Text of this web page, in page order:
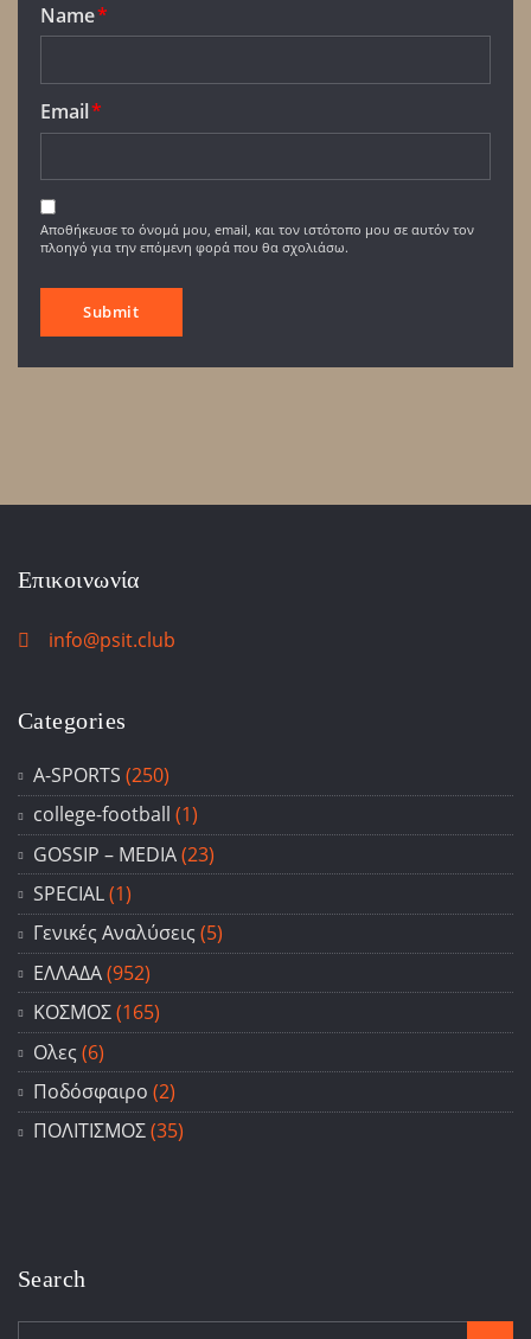
Name*
Email*
Αποθήκευσε το όνομά μου, email, και τον ιστότοπο μου σε αυτόν τον
πλοηγό για την επόμενη φορά που θα σχολιάσω.
Επικοινωνία
info@psit.club
Categories
A-SPORTS (250)
college-football (1)
GOSSIP – ΜΕDIA(23)
SPECIAL(1)
Γενικές Αναλύσεις (5)
ΕΛΛΑΔΑ(952)
ΚΟΣΜΟΣ(165)
Ολες (6)
Ποδόσφαιρο (2)
ΠΟΛΙΤΙΣΜΟΣ(35)
Search